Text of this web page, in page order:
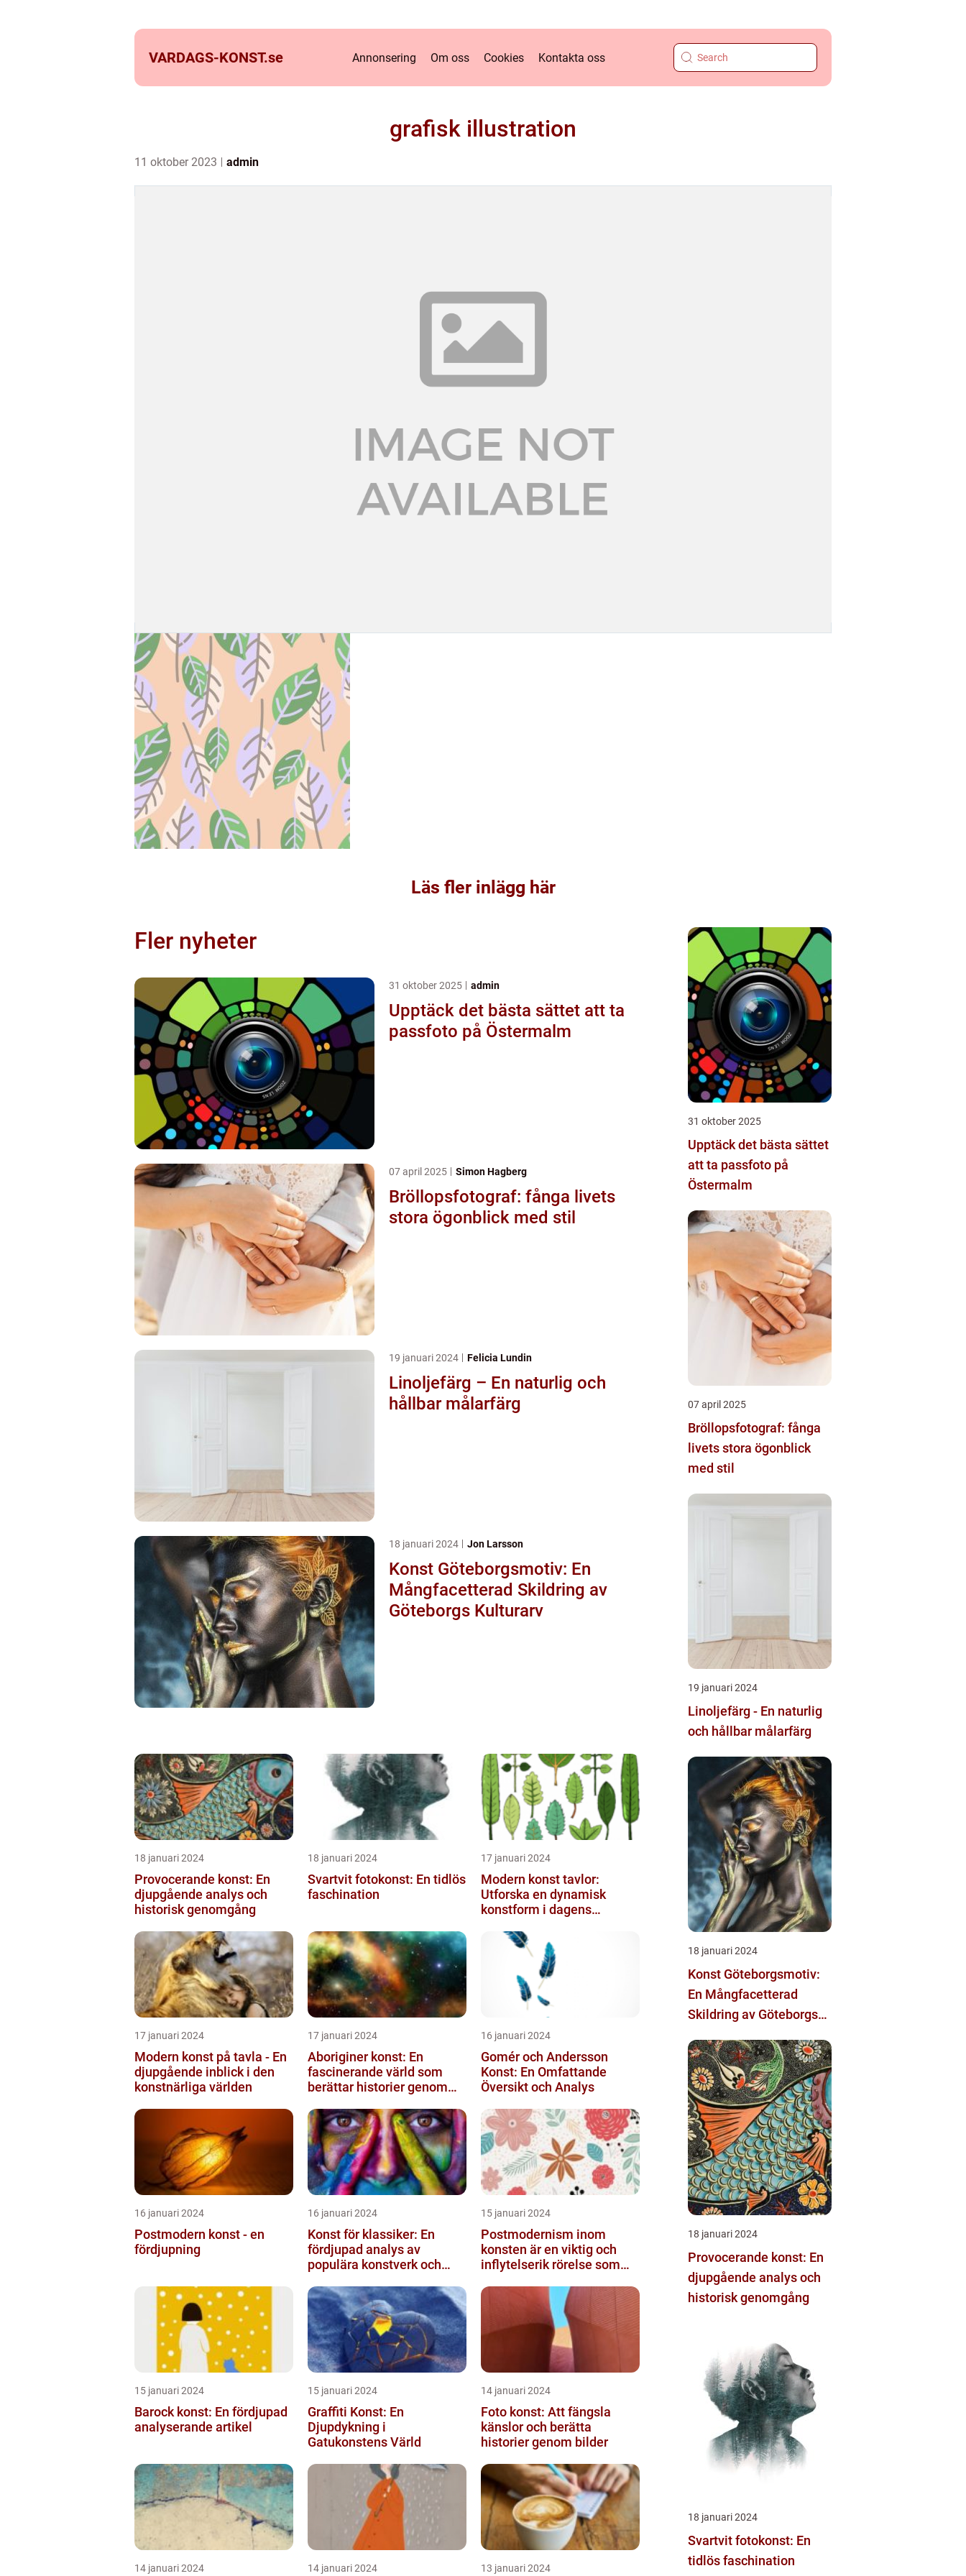
VARDAGS-KONST.se Annonsering Om oss Cookies Kontakta oss
grafisk illustration
11 oktober 2023 admin
Läs fler inlägg här
Fler nyheter
31 oktober 2025 admin
Upptäck det bästa sättet att ta
passfoto på Östermalm
07 april 2025 Simon Hagberg
Bröllopsfotograf: fånga livets
stora ögonblick med stil
19 januari 2024 Felicia Lundin
Linoljefärg – En naturlig och
hållbar målarfärg
18 januari 2024 Jon Larsson
Konst Göteborgsmotiv: En
Mångfacetterad Skildring av
Göteborgs Kulturarv
18 januari 2024
Provocerande konst: En
djupgående analys och
historisk genomgång
18 januari 2024
Svartvit fotokonst: En tidlös
faschination
17 januari 2024
Modern konst tavlor:
Utforska en dynamisk
konstform i dagens
17 januari 2024
Modern konst på tavla - En
djupgående inblick i den
konstnärliga världen
17 januari 2024
Aboriginer konst: En
fascinerande värld som
berättar historier genom
16 januari 2024
Gomér och Andersson
Konst: En Omfattande
Översikt och Analys
16 januari 2024
Postmodern konst - en
fördjupning
16 januari 2024
Konst för klassiker: En
fördjupad analys av
populära konstverk och
15 januari 2024
Postmodernism inom
konsten är en viktig och
inflytelserik rörelse som
normer o...
15 januari 2024
Barock konst: En fördjupad
analyserande artikel
15 januari 2024
Graffiti Konst: En
Djupdykning i
Gatukonstens Värld
14 januari 2024
Foto konst: Att fängsla
känslor och berätta
historier genom bilder
14 januari 2024 14 januari 2024 13 januari 2024
31 oktober 2025
Upptäck det bästa sättet
att ta passfoto på
Östermalm
07 april 2025
Bröllopsfotograf: fånga
livets stora ögonblick
med stil
19 januari 2024
Linoljefärg - En naturlig
och hållbar målarfärg
18 januari 2024
Konst Göteborgsmotiv:
En Mångfacetterad
Skildring av Göteborgs
18 januari 2024
Provocerande konst: En
djupgående analys och
historisk genomgång
18 januari 2024
Svartvit fotokonst: En
tidlös faschination